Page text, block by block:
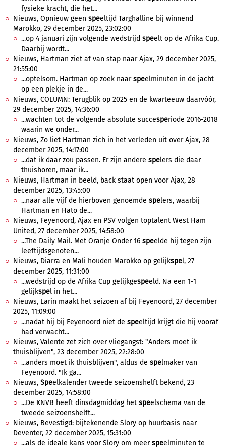
fysieke kracht, die het...
Nieuws, Opnieuw geen speeltijd Targhalline bij winnend
Marokko, 29 december 2025, 23:02:00
...op 4 januari zijn volgende wedstrijd speelt op de Afrika Cup.
Daarbij wordt...
Nieuws, Hartman ziet af van stap naar Ajax, 29 december 2025,
21:55:00
...optelsom. Hartman op zoek naarspeelminuten in de jacht
op een plekje in de...
Nieuws, COLUMN: Terugblik op 2025 en de kwarteeuw daarvóór,
29 december 2025, 14:36:00
...wachten tot de volgende absolute succesperiode 2016-2018
waarin we onder...
Nieuws, Zo liet Hartman zich in het verleden uit over Ajax, 28
december 2025, 14:17:00
...dat ik daar zou passen. Er zijn andere spelers die daar
thuishoren, maar ik...
Nieuws, Hartman in beeld, back staat open voor Ajax, 28
december 2025, 13:45:00
...naar alle vijf de hierboven genoemde spelers, waarbij
Hartman en Hato de...
Nieuws, Feyenoord, Ajax en PSV volgen toptalent West Ham
United, 27 december 2025, 14:58:00
...The Daily Mail. Met Oranje Onder 16 speelde hij tegen zijn
leeftijdsgenoten...
Nieuws, Diarra en Mali houden Marokko op gelijkspel, 27
december 2025, 11:31:00
...wedstrijd op de Afrika Cup gelijkgespeeld. Na een 1-1
gelijkspel in het...
Nieuws, Larin maakt het seizoen af bij Feyenoord, 27 december
2025, 11:09:00
...nadat hij bij Feyenoord niet de speeltijd krijgt die hij vooraf
had verwacht...
Nieuws, Valente zet zich over vliegangst: "Anders moet ik
thuisblijven", 23 december 2025, 22:28:00
...anders moet ik thuisblijven", aldus de spelmaker van
Feyenoord. "Ik ga...
Nieuws, Speelkalender tweede seizoenshelft bekend, 23
december 2025, 14:58:00
...De KNVB heeft dinsdagmiddag het speelschema van de
tweede seizoenshelft...
Nieuws, Bevestigd: bijtekenende Slory op huurbasis naar
Deventer, 22 december 2025, 15:31:00
...als de ideale kans voor Slory om meerspeelminuten te